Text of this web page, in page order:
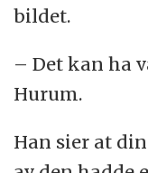
bildet.
– Det kan ha
Hurum.
Han sier at